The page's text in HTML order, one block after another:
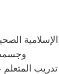
وجسمه
المتعلم